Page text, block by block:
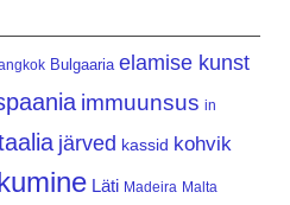
Bulgaaria elamise kunst
immuunsus in
järved kassid kohvik
Läti Madeira Malta